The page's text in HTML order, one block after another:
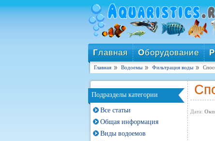
Главная Оборудование Р
Главная Водоемы Фильтрация воды
Подразделы категории
Все статьи
Общая информация
Виды водоемов
Дата: